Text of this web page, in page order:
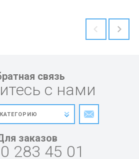
связь
с нами
заказов
283 45 01